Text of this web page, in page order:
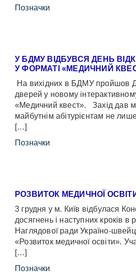
Позначки
У БДМУ ВІДБУВСЯ ДЕНЬ
У ФОРМАТІ «МЕДИЧНИЙ
На вихідних в БДМУ пройшов
дверей у новому
«Медичний квест». Захід дав
майбутнім абітурієнтам не
[…]
Позначки
РОЗВИТОК МЕДИЧНОЇ
3 грудня у м. Київ відбулася
досягнень і наступних кроків в
Наглядової ради Україно-
«Розвиток медичної освіти».
[…]
Позначки